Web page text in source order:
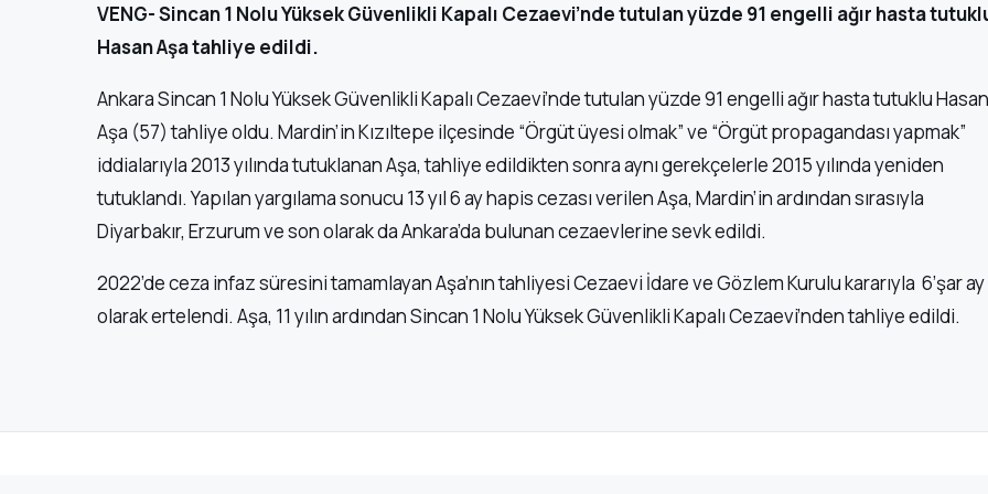
VENG- Sincan 1 Nolu Yüksek Güvenlikli Kapalı Cezaevi’nde tutulan yüzde 91 engelli ağır hasta
Hasan Aşa tahliye edildi.
Ankara Sincan 1 Nolu Yüksek Güvenlikli Kapalı Cezaevi’nde tutulan yüzde 91 engelli ağır hasta tutuklu Hasan
Aşa (57) tahliye oldu. Mardin’in Kızıltepe ilçesinde “Örgüt üyesi olmak” ve “Örgüt propagandası yapmak”
iddialarıyla 2013 yılında tutuklanan Aşa, tahliye edildikten sonra aynı gerekçelerle 2015 yılında yeniden
tutuklandı. Yapılan yargılama sonucu 13 yıl 6 ay hapis cezası verilen Aşa, Mardin’in ardından sırasıyla
Diyarbakır, Erzurum ve son olarak da Ankara’da bulunan cezaevlerine sevk edildi.
2022’de ceza infaz süresini tamamlayan Aşa’nın tahliyesi Cezaevi İdare ve Gözlem Kurulu kararıyla 6’şar ay
olarak ertelendi. Aşa, 11 yılın ardından Sincan 1 Nolu Yüksek Güvenlikli Kapalı Cezaevi’nden tahliye edildi.